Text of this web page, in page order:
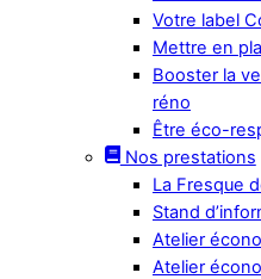
Votre label
Mettre en
Booster la
réno
Être éco-
Nos prestations
La Fresque
Stand
Atelier
Atelier